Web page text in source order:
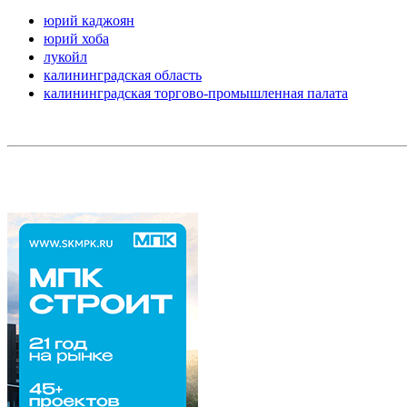
юрий каджоян
юрий хоба
лукойл
калининградская область
калининградская торгово-промышленная палата